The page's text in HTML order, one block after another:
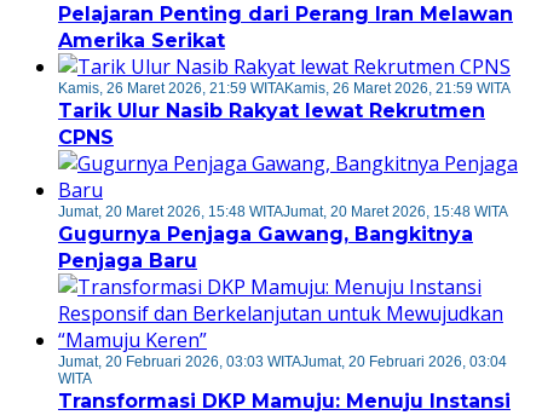
Pelajaran Penting dari Perang Iran Melawan
Amerika Serikat
Kamis, 26 Maret 2026, 21:59 WITAKamis, 26 Maret 2026, 21:59 WITA
Tarik Ulur Nasib Rakyat lewat Rekrutmen
CPNS
Jumat, 20 Maret 2026, 15:48 WITAJumat, 20 Maret 2026, 15:48 WITA
Gugurnya Penjaga Gawang, Bangkitnya
Penjaga Baru
Jumat, 20 Februari 2026, 03:03 WITAJumat, 20 Februari 2026, 03:04
WITA
Transformasi DKP Mamuju: Menuju Instansi